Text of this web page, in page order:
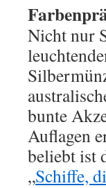
Nicht nur
bunte
Auflagen
beliebt ist
„Schiffe,